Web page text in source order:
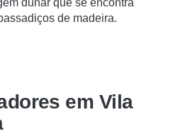
de madeira.
em Vila